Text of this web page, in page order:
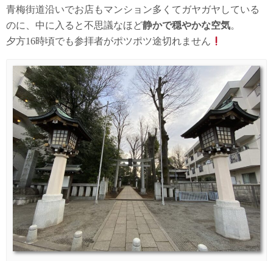
青梅街道沿いでお店もマンション多くてガヤガヤしている
のに、中に入ると不思議なほど静かで穏やかな空気。
夕方16時頃でも参拝者がポツポツ途切れません